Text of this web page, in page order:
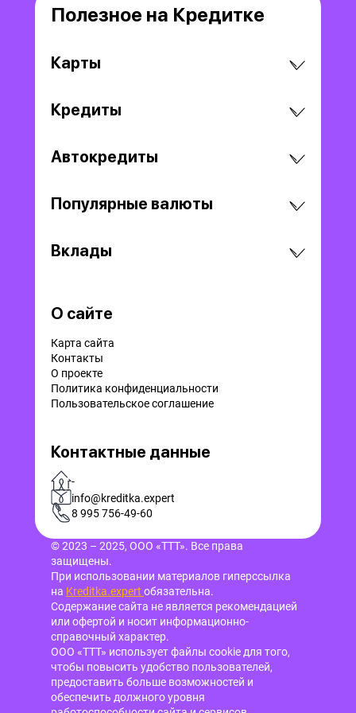
Полезное на Кредитке
Карты
Кредиты
Автокредиты
Популярные валюты
Вклады
О сайте
Карта сайта
Контакты
О проекте
Политика конфиденциальности
Пользовательское соглашение
Контактные данные
-
info@kreditka.expert
8 995 756-49-60
© 2023 – 2025, ООО «ТТТ». Все права
защищены.
При использовании материалов гиперссылка
на Kreditka.expert обязательна.
Содержание сайта не является рекомендацией
или офертой и носит информационно-
справочный характер.
ООО «ТТТ» использует файлы cookie для того,
чтобы повысить удобство пользователей,
предоставить больше возможностей и
обеспечить должного уровня